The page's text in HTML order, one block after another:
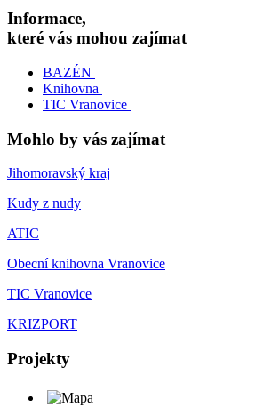
Informace,
které vás mohou zajímat
BAZÉN
Knihovna
TIC Vranovice
Mohlo by vás zajímat
Jihomoravský kraj
Kudy z nudy
ATIC
Obecní knihovna Vranovice
TIC Vranovice
KRIZPORT
Projekty